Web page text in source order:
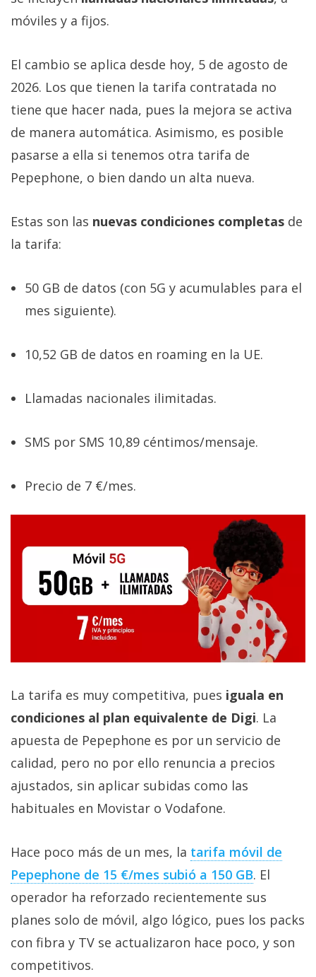
móviles y a fijos.
El cambio se aplica desde hoy, 5 de agosto de
2026. Los que tienen la tarifa contratada no
tiene que hacer nada, pues la mejora se activa
de manera automática. Asimismo, es posible
pasarse a ella si tenemos otra tarifa de
Pepephone, o bien dando un alta nueva.
Estas son las nuevas condiciones completas de
la tarifa:
50 GB de datos (con 5G y acumulables para el
mes siguiente).
10,52 GB de datos en roaming en la UE.
Llamadas nacionales ilimitadas.
SMS por SMS 10,89 céntimos/mensaje.
Precio de 7 €/mes.
La tarifa es muy competitiva, pues iguala en
condiciones al plan equivalente de Digi. La
apuesta de Pepephone es por un servicio de
calidad, pero no por ello renuncia a precios
ajustados, sin aplicar subidas como las
habituales en Movistar o Vodafone.
Hace poco más de un mes, la tarifa móvil de
Pepephone de 15 €/mes subió a 150 GB‎. El
operador ha reforzado recientemente sus
planes solo de móvil, algo lógico, pues los packs
con fibra y TV se actualizaron hace poco, y son
competitivos.